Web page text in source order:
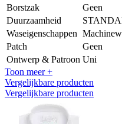
Borstzak
Geen
Duurzaamheid
Waseigenschappen
Patch
Geen
Ontwerp & Patroon Uni
Toon meer +
Vergelijkbare producten
Vergelijkbare producten